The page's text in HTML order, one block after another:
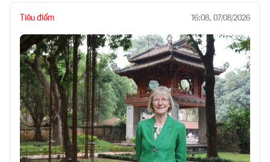
Tiêu điểm 16:08, 07/08/2026